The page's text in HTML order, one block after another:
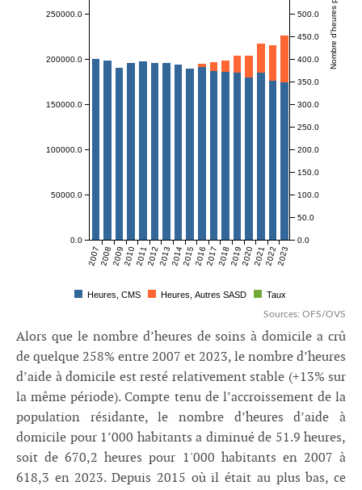
20072008200920102011201220132014201520162017201820192020202120222023
0.0
50000.0
100000.0
150000.0
200000.0
250000.0
0.0
50.0
100.0
150.0
200.0
250.0
300.0
350.0
400.0
450.0
500.0
Heures, CMS Heures, Autres SASD
Taux
Sources: OFS/OVS
Alors que le nombre d’heures de soins à domicile a crû
de quelque 258% entre 2007 et 2023, le nombre d’heures
d’aide à domicile est resté relativement stable (+13% sur
la même période). Compte tenu de l’accroissement de la
population résidante, le nombre d’heures d’aide à
domicile pour 1’000 habitants a diminué de 51.9 heures,
soit de 670,2 heures pour 1'000 habitants en 2007 à
618,3 en 2023. Depuis 2015 où il était au plus bas, ce